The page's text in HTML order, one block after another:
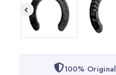
100% Original